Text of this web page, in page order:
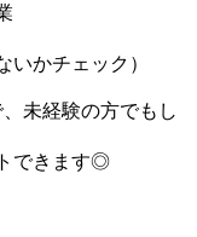
いかチェック）
未経験の方でもし
できます◎